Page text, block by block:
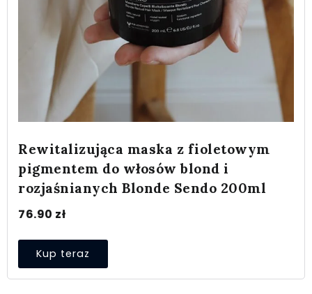
Rewitalizująca maska z fioletowym
pigmentem do włosów blond i
rozjaśnianych Blonde Sendo 200ml
76.90 zł
Kup teraz